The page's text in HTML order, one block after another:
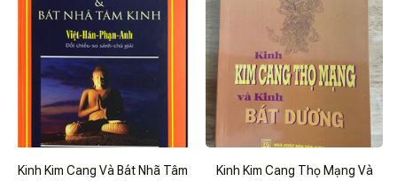
Kinh Kim Cang Và Bát Nhã Tâm
Kinh Kim Cang Thọ Mạng Và